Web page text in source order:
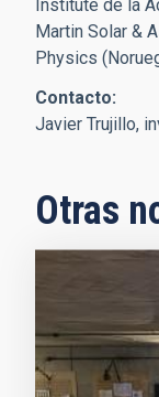
Institute de la
Martin Solar &
Physics
Contacto:
Javier Trujillo,
Otras